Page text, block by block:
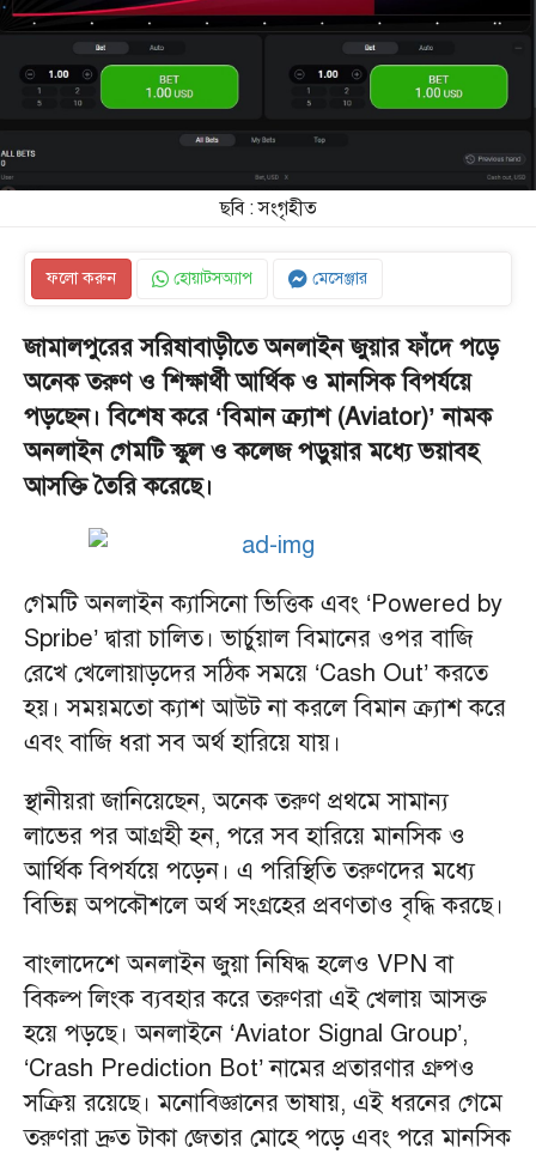
ছবি : সংগৃহীত
ফলো করুন হোয়াটসঅ্যাপ মেসেঞ্জার
জামালপুরের সরিষাবাড়ীতে অনলাইন জুয়ার ফাঁদে পড়ে
অনেক তরুণ ও শিক্ষার্থী আর্থিক ও মানসিক বিপর্যয়ে
পড়ছেন। বিশেষ করে ‘বিমান ক্র্যাশ (Aviator)’ নামক
অনলাইন গেমটি স্কুল ও কলেজ পড়ুয়ার মধ্যে ভয়াবহ
আসক্তি তৈরি করেছে।
গেমটি অনলাইন ক্যাসিনো ভিত্তিক এবং ‘Powered by
Spribe’ দ্বারা চালিত। ভার্চুয়াল বিমানের ওপর বাজি
রেখে খেলোয়াড়দের সঠিক সময়ে ‘Cash Out’ করতে
হয়। সময়মতো ক্যাশ আউট না করলে বিমান ক্র্যাশ করে
এবং বাজি ধরা সব অর্থ হারিয়ে যায়।
স্থানীয়রা জানিয়েছেন, অনেক তরুণ প্রথমে সামান্য
লাভের পর আগ্রহী হন, পরে সব হারিয়ে মানসিক ও
আর্থিক বিপর্যয়ে পড়েন। এ পরিস্থিতি তরুণদের মধ্যে
বিভিন্ন অপকৌশলে অর্থ সংগ্রহের প্রবণতাও বৃদ্ধি করছে।
বাংলাদেশে অনলাইন জুয়া নিষিদ্ধ হলেও VPN বা
বিকল্প লিংক ব্যবহার করে তরুণরা এই খেলায় আসক্ত
হয়ে পড়ছে। অনলাইনে ‘Aviator Signal Group’,
‘Crash Prediction Bot’ নামের প্রতারণার গ্রুপও
সক্রিয় রয়েছে। মনোবিজ্ঞানের ভাষায়, এই ধরনের গেমে
তরুণরা দ্রুত টাকা জেতার মোহে পড়ে এবং পরে মানসিক